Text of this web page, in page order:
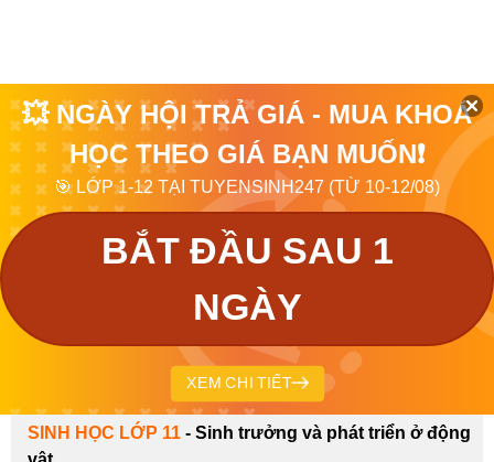
💥 NGÀY HỘI TRẢ GIÁ - MUA KHOÁ
HỌC THEO GIÁ BẠN MUỐN❗
🎯 LỚP 1-12 TẠI TUYENSINH247 (TỪ 10-12/08)
BẮT ĐẦU SAU 1
NGÀY
XEM CHI TIẾT
SINH HỌC LỚP 11 - Sinh trưởng và phát triển ở động